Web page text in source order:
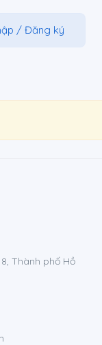
/ Đăng ký
Thành phố Hồ